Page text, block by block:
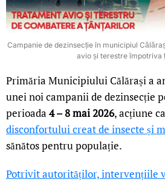
Campanie de dezinsecție în municipiul
avio și terestre împotriva
Primăria Municipiului Călărași a
unei noi campanii de dezinsecție
perioada 4 – 8 mai 2026, acțiune
disconfortului creat de insecte și
sănătos pentru populație.
Potrivit autorităților, intervențiile